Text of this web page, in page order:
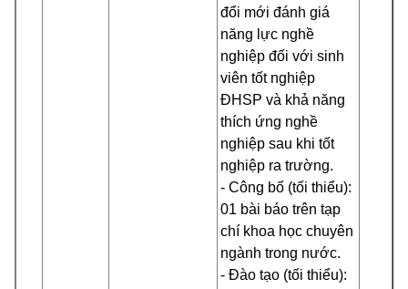
đổi mới đánh giá
năng lực nghề
nghiệp đối với sinh
viên tốt nghiệp
ĐHSP và khả năng
thích ứng nghề
nghiệp sau khi tốt
nghiệp ra trường.
- Công bố (tối thiểu):
01 bài báo trên tạp
chí khoa học chuyên
ngành trong nước.
- Đào tạo (tối thiểu):